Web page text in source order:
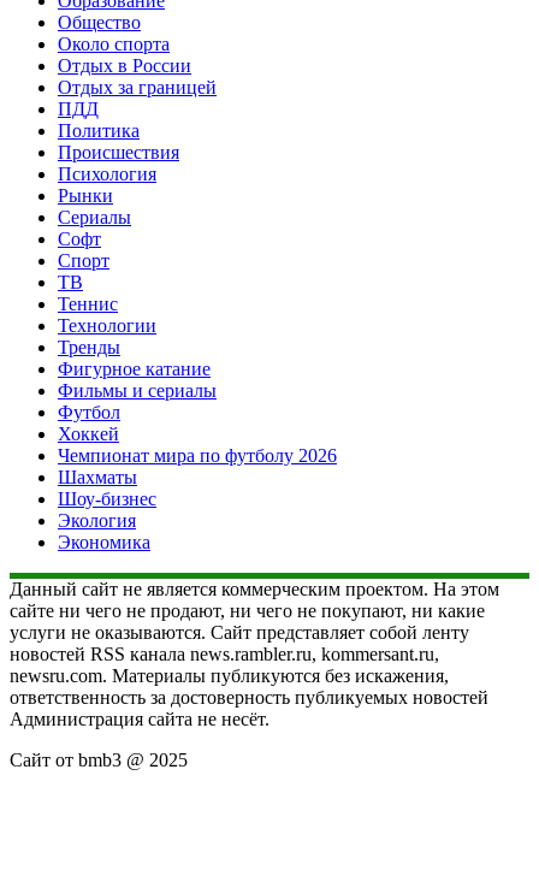
Общество
Около спорта
Отдых в России
Отдых за границей
ПДД
Политика
Происшествия
Психология
Рынки
Сериалы
Софт
Спорт
ТВ
Теннис
Технологии
Тренды
Фигурное катание
Фильмы и сериалы
Футбол
Хоккей
Чемпионат мира по футболу 2026
Шахматы
Шоу-бизнес
Экология
Экономика
Данный сайт не является коммерческим проектом. На этом
сайте ни чего не продают, ни чего не покупают, ни какие
услуги не оказываются. Сайт представляет собой ленту
новостей RSS канала news.rambler.ru, kommersant.ru,
newsru.com. Материалы публикуются без искажения,
ответственность за достоверность публикуемых новостей
Администрация сайта не несёт.
Сайт от bmb3 @ 2025